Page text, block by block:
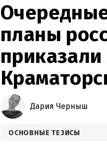
планы
Дария Черныш
ОСНОВНЫЕ ТЕЗИСЫ